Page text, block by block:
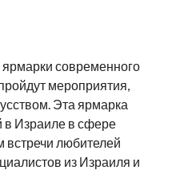
современного
мероприятия,
Эта ярмарка
в Израиле в сфере
встречи любителей
из Израиля и